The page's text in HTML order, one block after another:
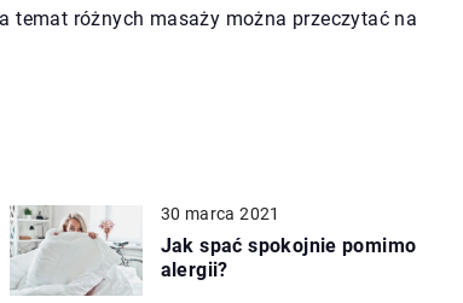
temat różnych masaży można przeczytać na
30 marca 2021
Jak spać spokojnie pomimo
alergii?